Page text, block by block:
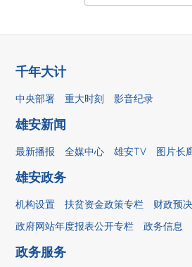
千年大计
中央部署 重大时刻 影音纪录
雄安新闻
最新播报 全媒中心 雄安TV 图片长
雄安政务
机构设置 扶贫资金政策专栏
财政预
政府网站年度报表公开专栏
政务信息
政务服务